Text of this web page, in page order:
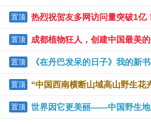
置顶 热烈祝贺友多网访问量突破1亿
置顶 成都植物狂人，创建中国最美的
置顶 《在丹巴发呆的日子》我的新
置顶 “中国西南横断山域高山野生花
置顶 世界因它更美丽——中国野生地